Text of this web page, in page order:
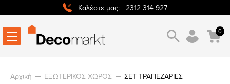
Καλέστε μας: 2312 314 927
0
Αρχική ΕΞΩΤΕΡΙΚΟΣ ΧΩΡΟΣ ΣΕΤ ΤΡΑΠΕΖΑΡΙΕΣ